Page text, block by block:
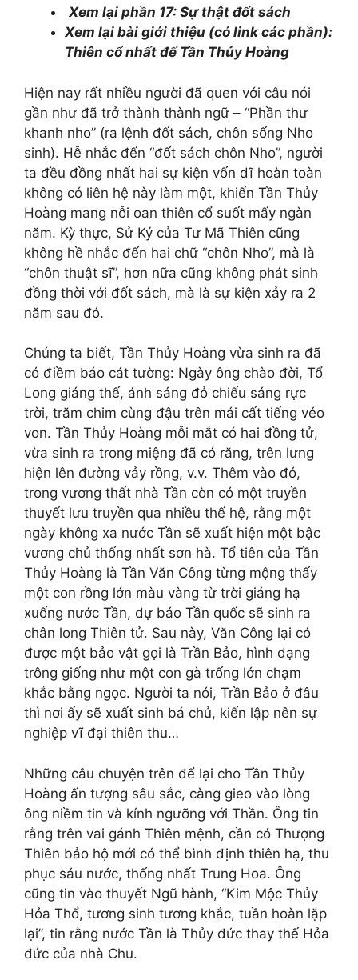
Xem lại phần 17: Sự thật đốt sách
Xem lại bài giới thiệu (có link các phần):
Thiên cổ nhất đế Tần Thủy Hoàng
Hiện nay rất nhiều người đã quen với câu nói
gần như đã trở thành thành ngữ – “Phần thư
khanh nho” (ra lệnh đốt sách, chôn sống Nho
sinh). Hễ nhắc đến “đốt sách chôn Nho”, người
ta đều đồng nhất hai sự kiện vốn dĩ hoàn toàn
không có liên hệ này làm một, khiến Tần Thủy
Hoàng mang nỗi oan thiên cổ suốt mấy ngàn
năm. Kỳ thực, Sử Ký của Tư Mã Thiên cũng
không hề nhắc đến hai chữ “chôn Nho”, mà là
“chôn thuật sĩ”, hơn nữa cũng không phát sinh
đồng thời với đốt sách, mà là sự kiện xảy ra 2
năm sau đó.
Chúng ta biết, Tần Thủy Hoàng vừa sinh ra đã
có điềm báo cát tường: Ngày ông chào đời, Tổ
Long giáng thế, ánh sáng đỏ chiếu sáng rực
trời, trăm chim cùng đậu trên mái cất tiếng véo
von. Tần Thủy Hoàng mỗi mắt có hai đồng tử,
vừa sinh ra trong miệng đã có răng, trên lưng
hiện lên đường vảy rồng, v.v. Thêm vào đó,
trong vương thất nhà Tần còn có một truyền
thuyết lưu truyền qua nhiều thế hệ, rằng một
ngày không xa nước Tần sẽ xuất hiện một bậc
vương chủ thống nhất sơn hà. Tổ tiên của Tần
Thủy Hoàng là Tần Văn Công từng mộng thấy
một con rồng lớn màu vàng từ trời giáng hạ
xuống nước Tần, dự báo Tần quốc sẽ sinh ra
chân long Thiên tử. Sau này, Văn Công lại có
được một bảo vật gọi là Trần Bảo, hình dạng
trông giống như một con gà trống lớn chạm
khắc bằng ngọc. Người ta nói, Trần Bảo ở đâu
thì nơi ấy sẽ xuất sinh bá chủ, kiến lập nên sự
nghiệp vĩ đại thiên thu…
Những câu chuyện trên để lại cho Tần Thủy
Hoàng ấn tượng sâu sắc, càng gieo vào lòng
ông niềm tin và kính ngưỡng với Thần. Ông tin
rằng trên vai gánh Thiên mệnh, cần có Thượng
Thiên bảo hộ mới có thể bình định thiên hạ, thu
phục sáu nước, thống nhất Trung Hoa. Ông
cũng tin vào thuyết Ngũ hành, “Kim Mộc Thủy
Hỏa Thổ, tương sinh tương khắc, tuần hoàn lặp
lại”, tin rằng nước Tần là Thủy đức thay thế Hỏa
đức của nhà Chu.